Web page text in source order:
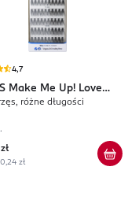
4,7
Make Me Up! Love
różne długości
zł